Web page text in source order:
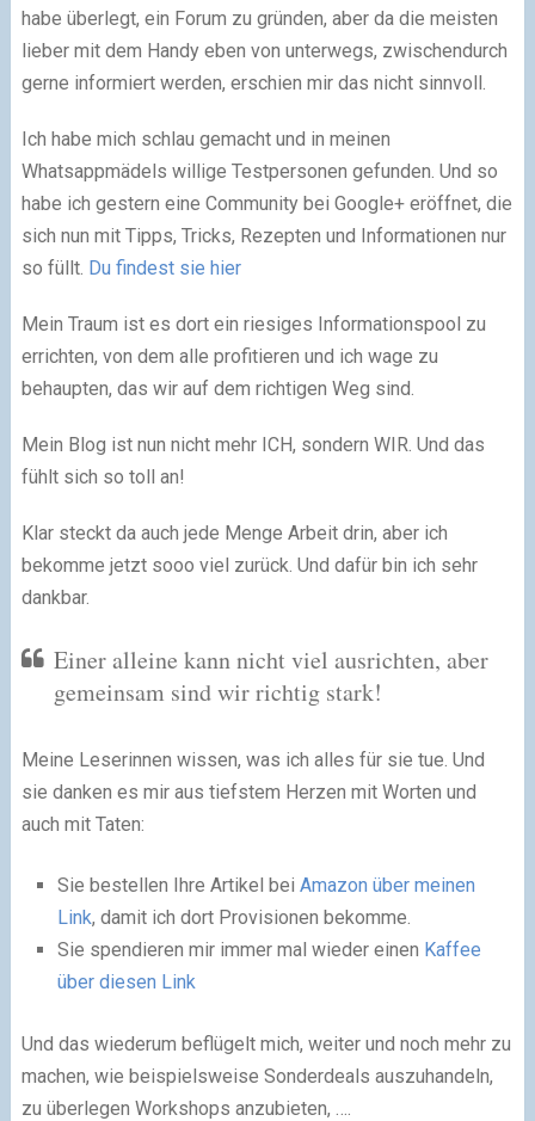
habe überlegt, ein Forum zu gründen, aber da die meisten
lieber mit dem Handy eben von unterwegs, zwischendurch
gerne informiert werden, erschien mir das nicht sinnvoll.
Ich habe mich schlau gemacht und in meinen
Whatsappmädels willige Testpersonen gefunden. Und so
habe ich gestern eine Community bei Google+ eröffnet, die
sich nun mit Tipps, Tricks, Rezepten und Informationen nur
so füllt. Du findest sie hier
Mein Traum ist es dort ein riesiges Informationspool zu
errichten, von dem alle profitieren und ich wage zu
behaupten, das wir auf dem richtigen Weg sind.
Mein Blog ist nun nicht mehr ICH, sondern WIR. Und das
fühlt sich so toll an!
Klar steckt da auch jede Menge Arbeit drin, aber ich
bekomme jetzt sooo viel zurück. Und dafür bin ich sehr
dankbar.
Einer alleine kann nicht viel ausrichten, aber
gemeinsam sind wir richtig stark!
Meine Leserinnen wissen, was ich alles für sie tue. Und
sie danken es mir aus tiefstem Herzen mit Worten und
auch mit Taten:
Sie bestellen Ihre Artikel bei Amazon über meinen
Link, damit ich dort Provisionen bekomme.
Sie spendieren mir immer mal wieder einen Kaffee
über diesen Link
Und das wiederum beflügelt mich, weiter und noch mehr zu
machen, wie beispielsweise Sonderdeals auszuhandeln,
zu überlegen Workshops anzubieten, ….